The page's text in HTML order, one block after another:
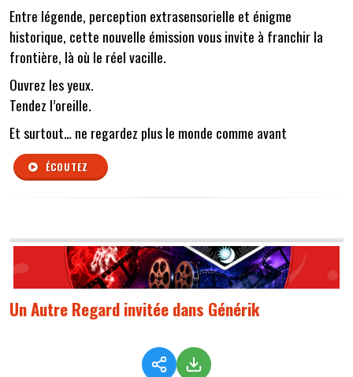
Entre légende, perception extrasensorielle et énigme
historique, cette nouvelle émission vous invite à franchir la
frontière, là où le réel vacille.
Ouvrez les yeux.
Tendez l’oreille.
Et surtout… ne regardez plus le monde comme avant
ÉCOUTEZ
Un Autre Regard invitée dans Générik